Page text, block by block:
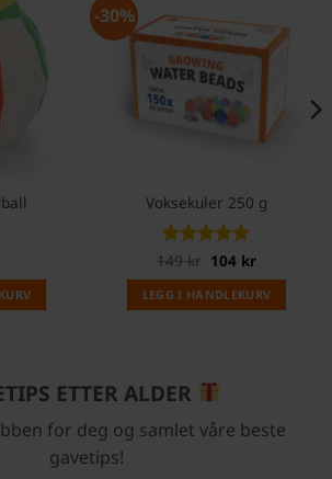
-30%
Voksekuler 250 g
Vurdert4.8
av 5
149kr Opprinnelig
pris
var:
149 kr.
104 kr
er:
104 kr.
LEGG I HANDLEKURV
ETTER ALDER
for deg og samlet våre beste
gavetips!